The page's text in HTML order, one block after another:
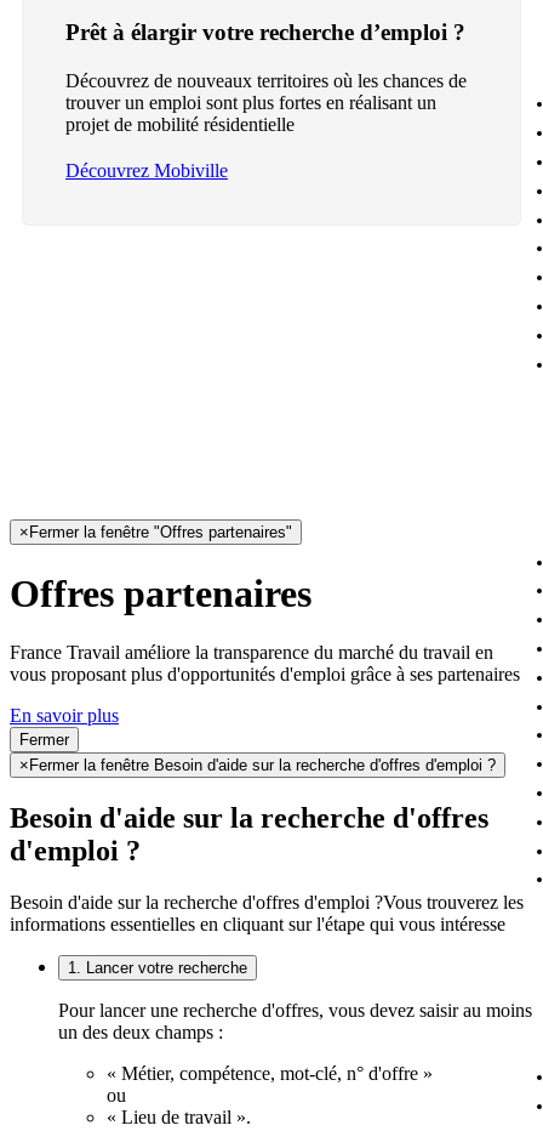
Prêt à élargir votre recherche d’emploi ?
Découvrez de nouveaux territoires où les chances de
trouver un emploi sont plus fortes en réalisant un
projet de mobilité résidentielle
Découvrez Mobiville
× Fermer la fenêtre "Offres partenaires"
Offres partenaires
France Travail améliore la transparence du marché du travail en
vous proposant plus d'opportunités d'emploi grâce à ses partenaires
En savoir plus
Fermer
× Fermer la fenêtre Besoin d'aide sur la recherche d'offres d'emploi ?
Besoin d'aide sur la recherche d'offres
d'emploi ?
Besoin d'aide sur la recherche d'offres d'emploi ?Vous trouverez les
informations essentielles en cliquant sur l'étape qui vous intéresse
1. Lancer votre recherche
Pour lancer une recherche d'offres, vous devez saisir au moins
un des deux champs :
« Métier, compétence, mot-clé, n° d'offre »
ou
« Lieu de travail ».